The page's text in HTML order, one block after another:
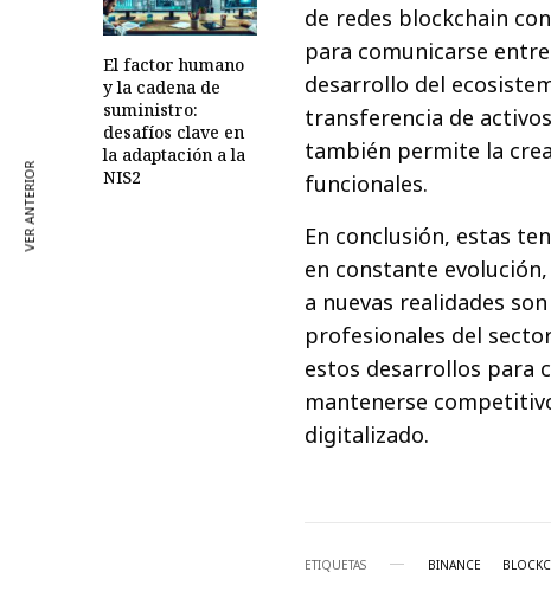
El factor humano
y la cadena de
suministro:
desafíos clave en
la adaptación a la
NIS2
de redes blockchain
para comunicarse
desarrollo del
transferencia de
también permite la
funcionales.
En conclusión, estas
en constante
a nuevas realidades
profesionales del
estos desarrollos para
mantenerse
digitalizado.
ETIQUETAS BINANCE
VER ANTERIOR